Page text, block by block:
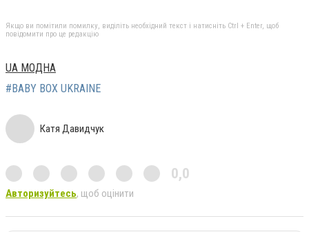
Якщо ви помітили помилку, виділіть необхідний текст і натисніть Ctrl + Enter, щоб
повідомити про це редакцію
UA МОДНА
#BABY BOX UKRAINE
Катя Давидчук
0,0
Авторизуйтесь, щоб оцінити